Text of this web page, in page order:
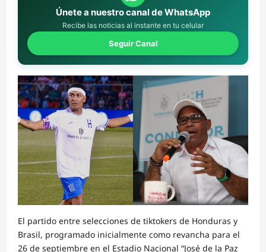
Únete a nuestro canal de WhatsApp
Recibe las noticias al instante en tu celular
Seguir Canal
El partido entre selecciones de tiktokers de Honduras y
Brasil, programado inicialmente como revancha para el
26 de septiembre en el Estadio Nacional “José de la Paz